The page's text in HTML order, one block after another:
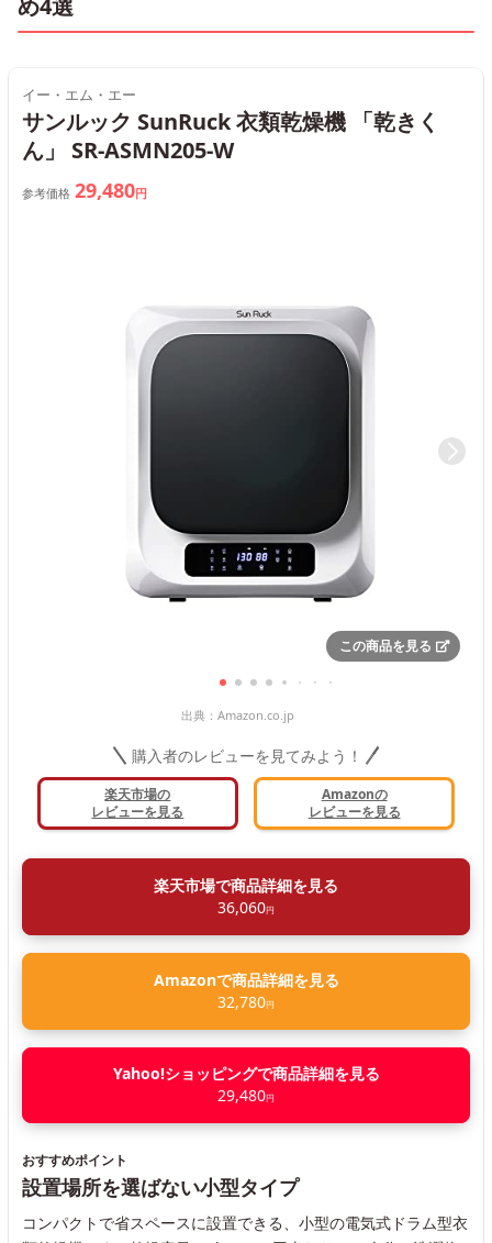
め4選
イー・エム・エー
サンルック SunRuck 衣類乾燥機 「乾きく
ん」 SR-ASMN205-W
参考価格 29,480円
この商品を見る
出典： Amazon.co.jp
購入者のレビューを見てみよう！
楽天市場の
レビューを見る
Amazonの
レビューを見る
楽天市場で商品詳細を見る
36,060円
Amazonで商品詳細を見る
32,780円
Yahoo!ショッピングで商品詳細を見る
29,480円
おすすめポイント
設置場所を選ばない小型タイプ
コンパクトで省スペースに設置できる、小型の電気式ドラム型衣